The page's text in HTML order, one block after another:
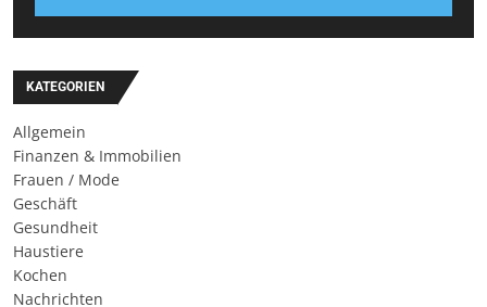
KATEGORIEN
Allgemein
Finanzen & Immobilien
Frauen / Mode
Geschäft
Gesundheit
Haustiere
Kochen
Nachrichten